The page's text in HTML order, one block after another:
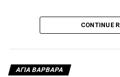
Όπως εξήγησε, ο Δήμος
περιοχές, η οποία αρχικά
νερό τα ελικόπτερα, ενώ μετά
να τροφοδοτεί με νερό τα
CONTINUE
ΑΓΙΑ ΒΑΡΒΑΡΑ